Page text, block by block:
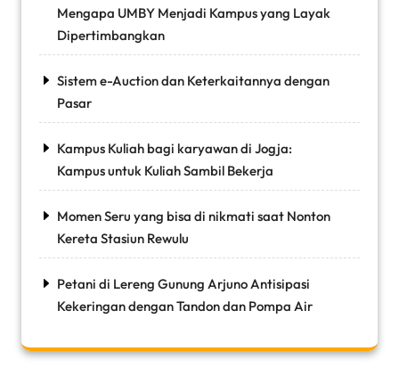
Mengapa UMBY Menjadi Kampus yang Layak
Dipertimbangkan
Sistem e-Auction dan Keterkaitannya dengan
Pasar
Kampus Kuliah bagi karyawan di Jogja:
Kampus untuk Kuliah Sambil Bekerja
Momen Seru yang bisa di nikmati saat Nonton
Kereta Stasiun Rewulu
Petani di Lereng Gunung Arjuno Antisipasi
Kekeringan dengan Tandon dan Pompa Air